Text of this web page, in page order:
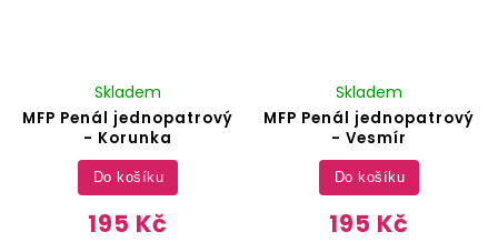
MFP Penál jednopatrový
- Korunka
Skladem
195 Kč
Do košíku
MFP Penál jednopatrový
- Vesmír
Skladem
195 Kč
Do košíku